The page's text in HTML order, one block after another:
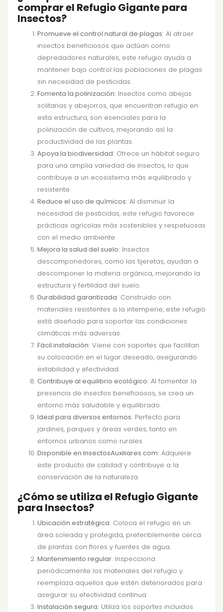
comprar el Refugio Gigante para
Insectos?
Promueve el control natural de plagas: Al atraer
insectos beneficiosos que actúan como
depredadores naturales, este refugio ayuda a
mantener bajo control las poblaciones de plagas
sin necesidad de pesticidas.
Fomenta la polinización: Insectos como abejas
solitarias y abejorros, que encuentran refugio en
esta estructura, son esenciales para la
polinización de cultivos, mejorando así la
productividad de las plantas.
Apoya la biodiversidad: Ofrece un hábitat seguro
para una amplia variedad de insectos, lo que
contribuye a un ecosistema más equilibrado y
resistente.
Reduce el uso de químicos: Al disminuir la
necesidad de pesticidas, este refugio favorece
prácticas agrícolas más sostenibles y respetuosas
con el medio ambiente.
Mejora la salud del suelo: Insectos
descomponedores, como las tijeretas, ayudan a
descomponer la materia orgánica, mejorando la
estructura y fertilidad del suelo.
Durabilidad garantizada: Construido con
materiales resistentes a la intemperie, este refugio
está diseñado para soportar las condiciones
climáticas más adversas.
Fácil instalación: Viene con soportes que facilitan
su colocación en el lugar deseado, asegurando
estabilidad y efectividad.
Contribuye al equilibrio ecológico: Al fomentar la
presencia de insectos beneficiosos, se crea un
entorno más saludable y equilibrado.
Ideal para diversos entornos: Perfecto para
jardines, parques y áreas verdes, tanto en
entornos urbanos como rurales.
Disponible en InsectosAuxiliares.com: Adquiere
este producto de calidad y contribuye a la
conservación de la naturaleza.
¿Cómo se utiliza el Refugio Gigante
para Insectos?
Ubicación estratégica: Coloca el refugio en un
área soleada y protegida, preferiblemente cerca
de plantas con flores y fuentes de agua.
Mantenimiento regular: Inspecciona
periódicamente los materiales del refugio y
reemplaza aquellos que estén deteriorados para
asegurar su efectividad continua.
Instalación segura: Utiliza los soportes incluidos